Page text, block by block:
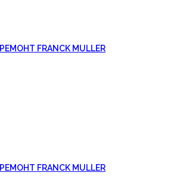
РЕМОНТ FRANCK MULLER
РЕМОНТ FRANCK MULLER